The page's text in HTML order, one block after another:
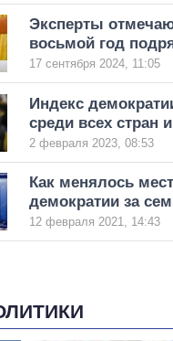
Эксперты
восьмой год
17 сентября 2024, 11:05
Индекс
среди всех стран
2 февраля 2023, 08:53
Как менялось
демократии за
12 февраля 2021, 14:43